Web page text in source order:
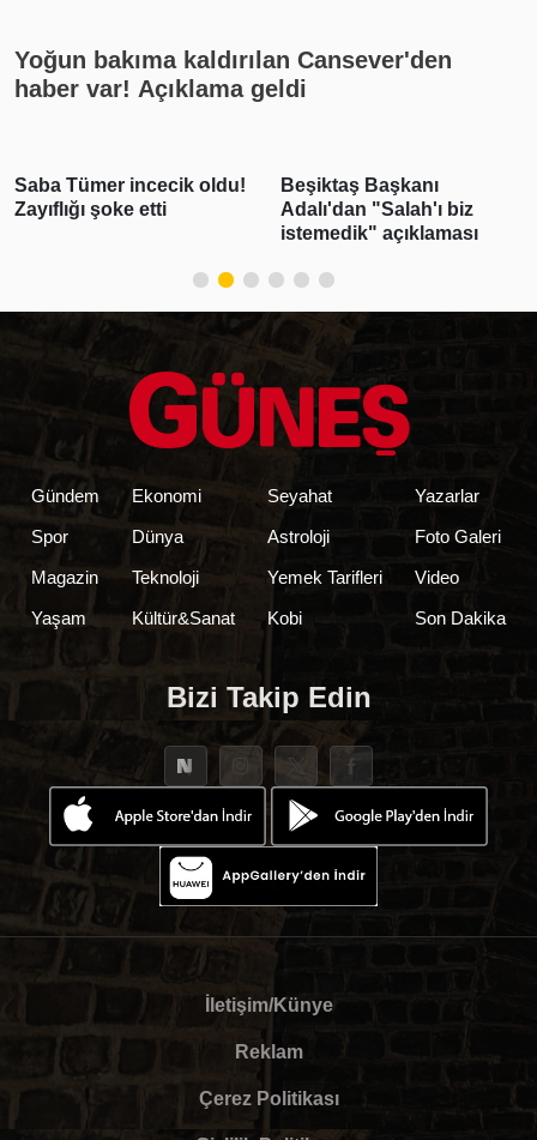
Yoğun bakıma kaldırılan Cansever'den
haber var! Açıklama geldi
Saba Tümer incecik oldu!
Zayıflığı şoke etti
Beşiktaş Başkanı
Adalı'dan "Salah'ı biz
istemedik" açıklaması
Gündem
Spor
Magazin
Yaşam
Ekonomi
Dünya
Teknoloji
Kültür&Sanat
Seyahat
Astroloji
Yemek Tarifleri
Kobi
Yazarlar
Foto Galeri
Video
Son Dakika
Bizi Takip Edin
İletişim/Künye
Reklam
Çerez Politikası